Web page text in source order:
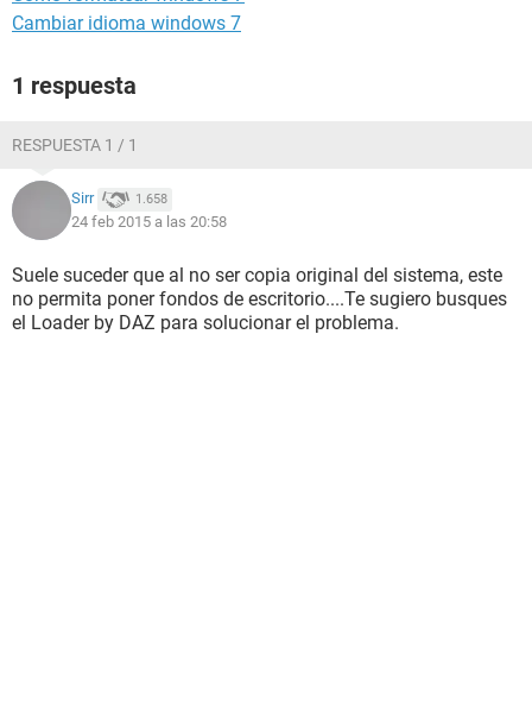
Cambiar idioma windows 7
1 respuesta
RESPUESTA 1 / 1
Sirr 1.658
24 feb 2015 a las 20:58
Suele suceder que al no ser copia original del sistema, este
no permita poner fondos de escritorio....Te sugiero busques
el Loader by DAZ para solucionar el problema.